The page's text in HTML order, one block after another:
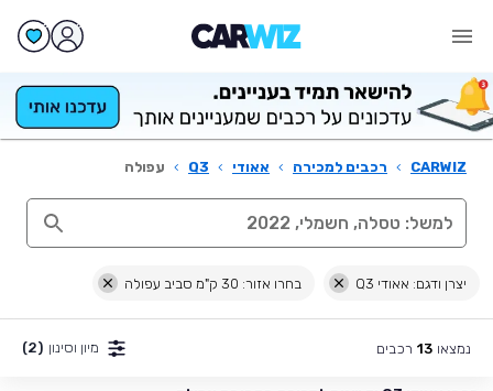
CARWIZ
› רכבים למכירה › אאודי ›
Q3
› עפולה
יצרן ודגם: אאודי Q3 בחרו אזור: 30 ק"מ סביב עפולה
נמצאו 13 רכבים מיון וסינון (2)